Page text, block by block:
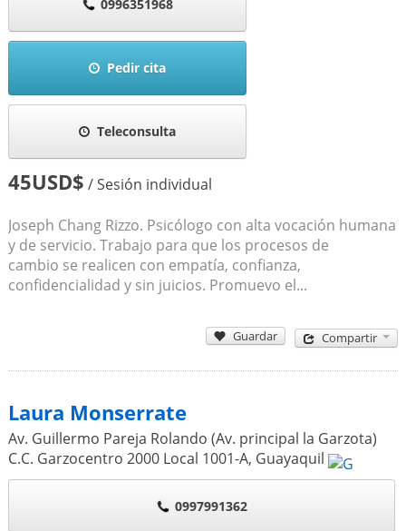
0996351968
Pedir cita
Teleconsulta
45USD$ / Sesión individual
Joseph Chang Rizzo. Psicólogo con alta vocación humana
y de servicio. Trabajo para que los procesos de
cambio se realicen con empatía, confianza,
confidencialidad y sin juicios. Promuevo el...
Guardar Compartir
Laura Monserrate
Av. Guillermo Pareja Rolando (Av. principal la Garzota)
C.C. Garzocentro 2000 Local 1001-A, Guayaquil
0997991362